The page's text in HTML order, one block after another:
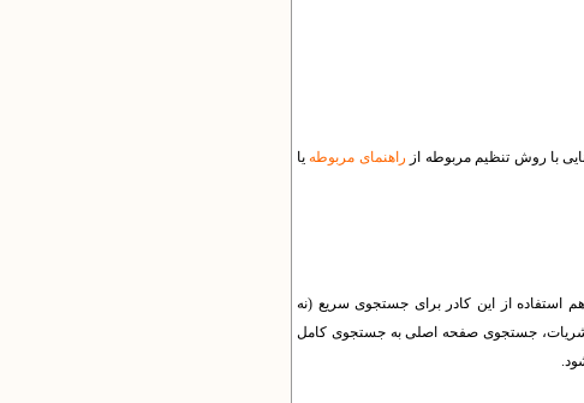
راهنمای مربوطهیا
استفاده از این کادر برای جستجوی سریع (نه
جستجوی صفحه اصلی به جستجوی کامل